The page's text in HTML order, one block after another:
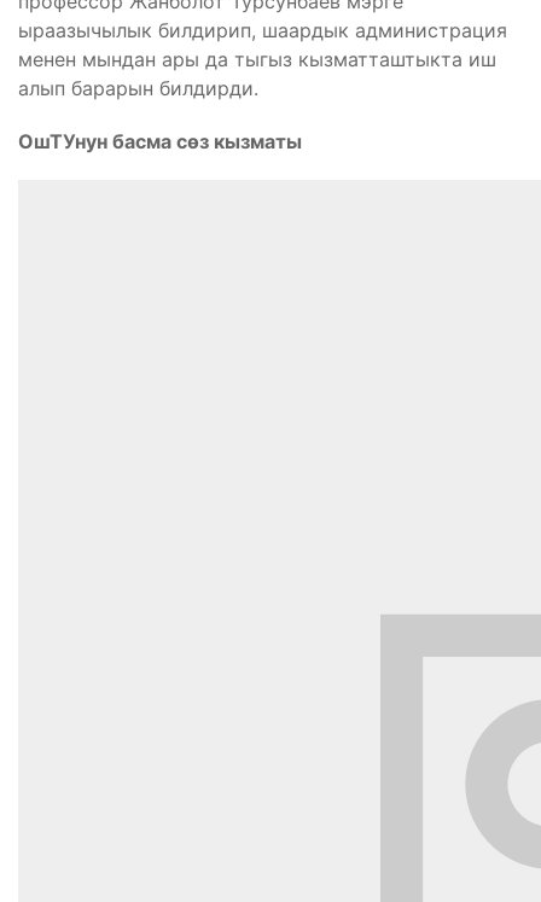
ыраазычылык билдирип, шаардык администрация
менен мындан ары да тыгыз кызматташтыкта иш
алып барарын билдирди.
ОшТУнун басма сөз кызматы